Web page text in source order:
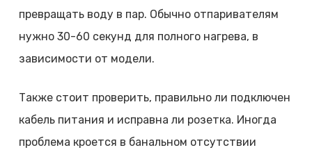
превращать воду в пар. Обычно отпаривателям
нужно 30-60 секунд для полного нагрева, в
зависимости от модели.
Также стоит проверить, правильно ли подключен
кабель питания и исправна ли розетка. Иногда
проблема кроется в банальном отсутствии